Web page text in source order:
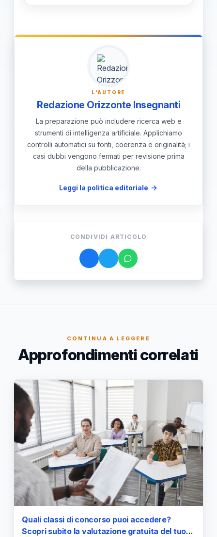
Artistica (A-54); Metodologie
durante tutto il percorso.
Invia il certificato di laurea con gli
fornito: [email protected] o contatta
WhatsApp al numero 351 867 2677
L'AUTORE
Redazione Orizzonte Insegnanti
La preparazione può includere ricerca web e
strumenti di intelligenza artificiale. Applichiamo
controlli automatici su fonti, coerenza e originalità; i
casi dubbi vengono fermati per revisione prima
della pubblicazione.
Leggi la politica editoriale
CONDIVIDI ARTICOLO
CONTINUA A LEGGERE
Approfondimenti correlati
Quali classi di concorso puoi accedere?
Scopri subito la valutazione gratuita del tuo